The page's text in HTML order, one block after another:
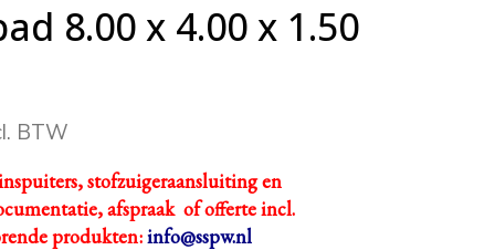
8.00 x 4.00 x 1.50
BTW
stofzuigeraansluiting en
afspraak of offerte incl.
produkten:info@sspw.nl